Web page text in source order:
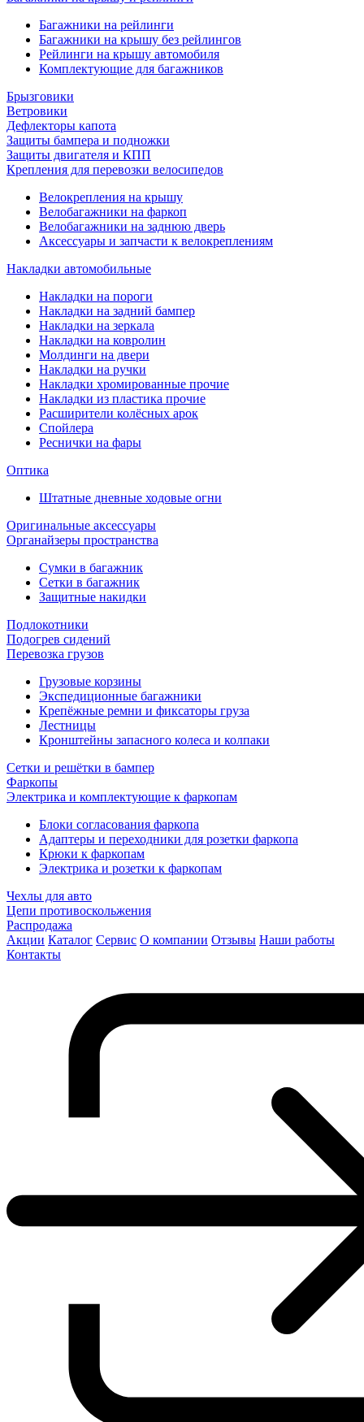
Багажники на рейлинги
Багажники на крышу без рейлингов
Рейлинги на крышу автомобиля
Комплектующие для багажников
Брызговики
Ветровики
Дефлекторы капота
Защиты бампера и подножки
Защиты двигателя и КПП
Крепления для перевозки велосипедов
Велокрепления на крышу
Велобагажники на фаркоп
Велобагажники на заднюю дверь
Аксессуары и запчасти к велокреплениям
Накладки автомобильные
Накладки на пороги
Накладки на задний бампер
Накладки на зеркала
Накладки на ковролин
Молдинги на двери
Накладки на ручки
Накладки хромированные прочие
Накладки из пластика прочие
Расширители колёсных арок
Спойлера
Реснички на фары
Оптика
Штатные дневные ходовые огни
Оригинальные аксессуары
Органайзеры пространства
Сумки в багажник
Сетки в багажник
Защитные накидки
Подлокотники
Подогрев сидений
Перевозка грузов
Грузовые корзины
Экспедиционные багажники
Крепёжные ремни и фиксаторы груза
Лестницы
Кронштейны запасного колеса и колпаки
Сетки и решётки в бампер
Фаркопы
Электрика и комплектующие к фаркопам
Блоки согласования фаркопа
Адаптеры и переходники для розетки фаркопа
Крюки к фаркопам
Электрика и розетки к фаркопам
Чехлы для авто
Цепи противоскольжения
Распродажа
Акции Каталог Сервис О компании Отзывы Наши работы
Контакты